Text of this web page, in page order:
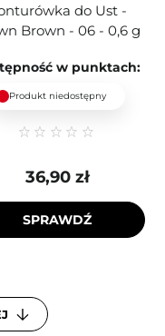
do Ust -
Brown - 06 - 0,6 g
w punktach:
Produkt niedostępny
36,90 zł
SPRAWDŹ